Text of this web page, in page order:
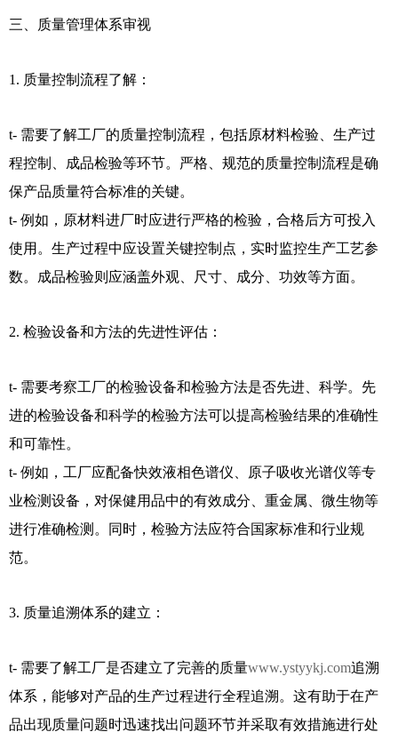
三、质量管理体系审视
1. 质量控制流程了解：
t- 需要了解工厂的质量控制流程，包括原材料检验、生产过
程控制、成品检验等环节。严格、规范的质量控制流程是确
保产品质量符合标准的关键。
t- 例如，原材料进厂时应进行严格的检验，合格后方可投入
使用。生产过程中应设置关键控制点，实时监控生产工艺参
数。成品检验则应涵盖外观、尺寸、成分、功效等方面。
2. 检验设备和方法的先进性评估：
t- 需要考察工厂的检验设备和检验方法是否先进、科学。先
进的检验设备和科学的检验方法可以提高检验结果的准确性
和可靠性。
t- 例如，工厂应配备快效液相色谱仪、原子吸收光谱仪等专
业检测设备，对保健用品中的有效成分、重金属、微生物等
进行准确检测。同时，检验方法应符合国家标准和行业规
范。
3. 质量追溯体系的建立：
t- 需要了解工厂是否建立了完善的质量www.ystyykj.com追溯
体系，能够对产品的生产过程进行全程追溯。这有助于在产
品出现质量问题时迅速找出问题环节并采取有效措施进行处